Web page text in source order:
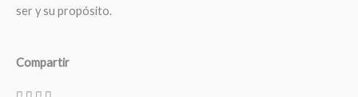
ser y su propósito.
Compartir